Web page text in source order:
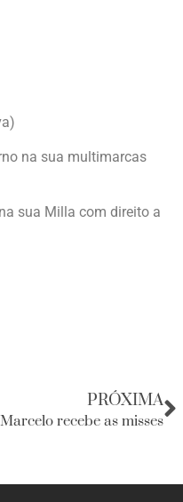
na sua multimarcas
sua Milla com direito a
PRÓXIMA
Marcelo recebe as misses